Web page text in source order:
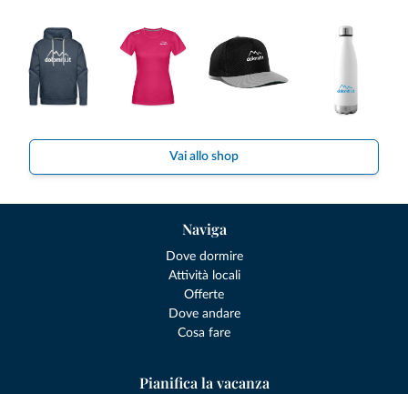
Vai allo shop
Naviga
Dove dormire
Attività locali
Offerte
Dove andare
Cosa fare
Pianifica la vacanza